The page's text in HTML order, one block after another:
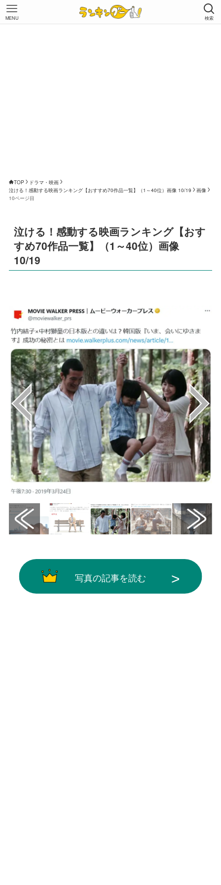
検索
MENU
TOP
ドラマ・映画
泣ける！感動する映画ランキング【おすすめ70作品一覧】（1～40位）画像 10/19
画像
10ページ目
泣ける！感動する映画ランキング【おす
すめ70作品一覧】（1～40位）画像
10/19
写真の記事を読む